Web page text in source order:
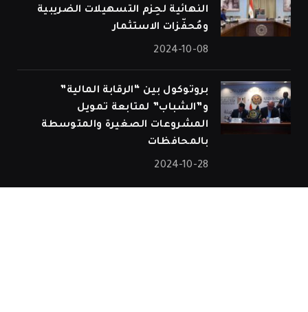
النهائية لحِزم التسهيلات الضريبية
ومُحفّزات الاستثمار
2024-10-08
بروتوكول بين “الرقابة المالية”
و”الشباب” لمتابعة تمويل
المشروعات الصغيرة والمتوسطة
بالمحافظات
2024-10-28